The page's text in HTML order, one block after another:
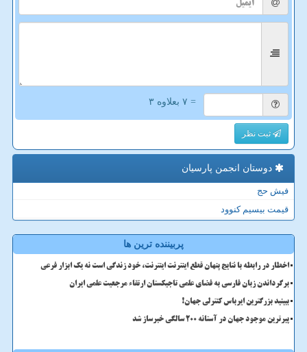
= ۷ بعلاوه ۳
ثبت نظر
دوستان انجمن پارسیان
فیش حج
قیمت بیسیم کنوود
پربیننده ترین ها
اخطار در رابطه با نتایج پنهان قطع اینترنت اینترنت، خود زندگی است نه یک ابزار فرعی
برگرداندن زبان فارسی به فضای علمی تاجیکستان ارتقاء مرجعیت علمی ایران
ببینید بزرگترین ایرباس کنترلی جهان!
پیرترین موجود جهان در آستانه ۲۰۰ سالگی خبرساز شد